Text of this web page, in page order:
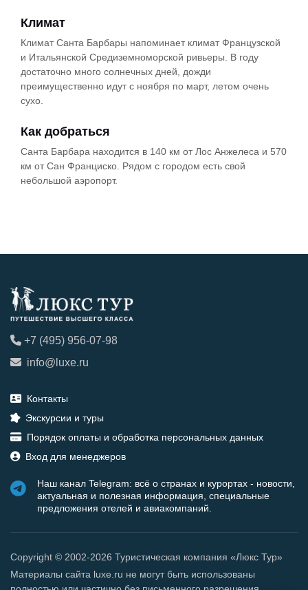
Климат
Климат Санта Барбары напоминает климат Французской
и Итальянской Средиземноморской ривьеры. В году
достаточно много солнечных дней, дожди
преимущественно идут с ноября по март, летом очень
сухо.
Как добраться
Санта Барбара находится в 140 км от Лос Анжелеса и 570
км от Сан Франциско. Рядом с городом есть свой
небольшой аэропорт.
+7 (495) 956-07-98
info@luxe.ru
Контакты
Экскурсии и туры
Порядок оплаты и обработка персональных данных
Вход для менеджеров
Наш канал Telegram: всё о странах и курортах - новости,
актуальная и полезная информация, специальные
предложения отелей и авиакомпаний.
Copyright © 2002-2026 Туристическая компания «Люкс Тур»
Материалы сайта luxe.ru не могут быть использованы